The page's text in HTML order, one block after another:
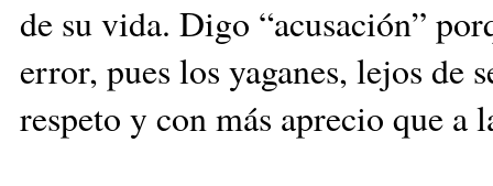
de su vida. Digo “acusación”
error, pues los yaganes, lejos de
respeto y con más aprecio que a